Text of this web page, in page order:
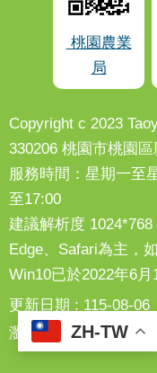
ZH-TW
桃園農業
局
Copyright c 2023
330206 桃園市桃園
服務時間：星期一至
至17:00
建議解析度 1024*768
Edge、Safari為主，
Win10已於2022年6月
更新日期
115-08-06
瀏覽人次
111